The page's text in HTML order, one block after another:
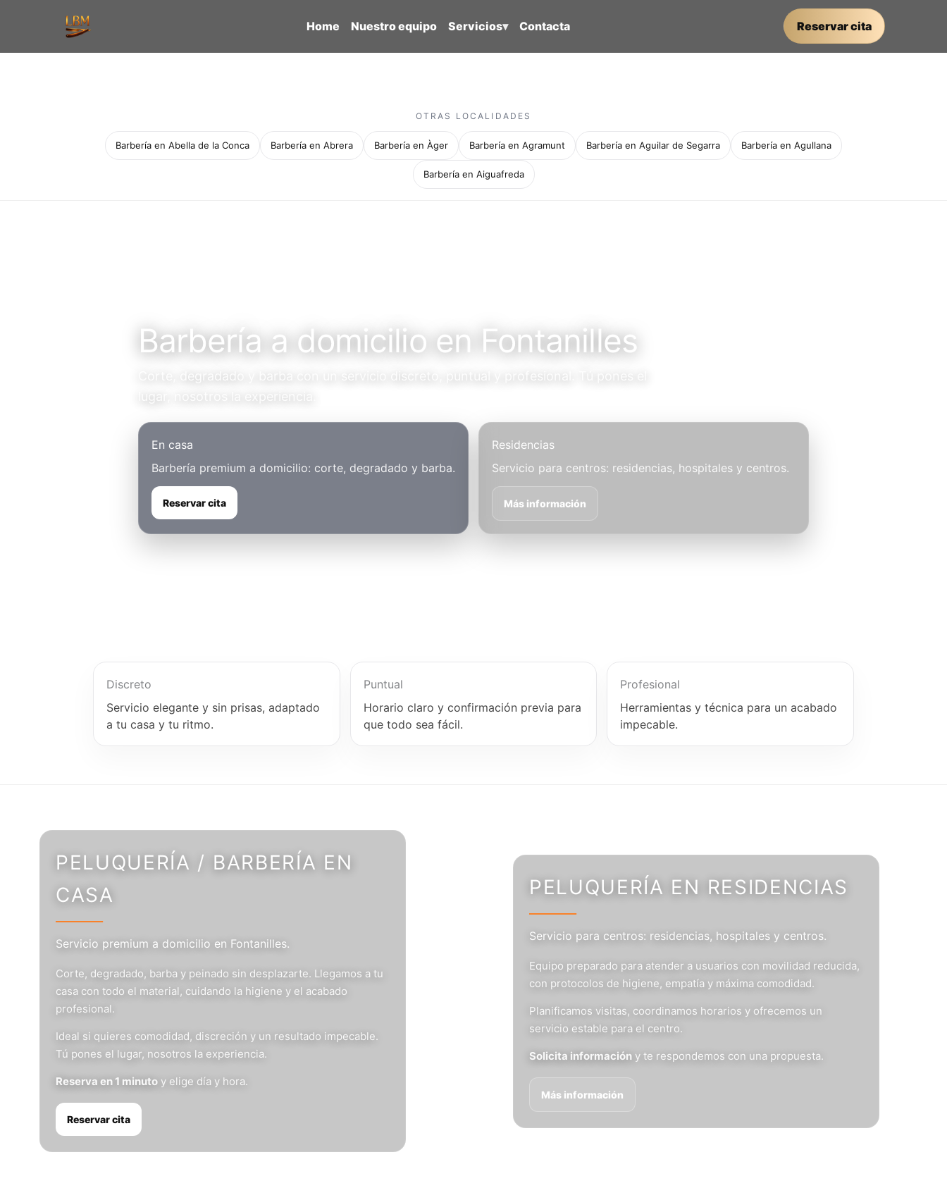
Home Nuestro equipo Servicios▾ Contacta Reservar cita
OTRAS LOCALIDADES
Barbería en Abella de la Conca Barbería en Abrera Barbería en Àger Barbería en Agramunt Barbería en Aguilar de Segarra Barbería en Agullana
Barbería en Aiguafreda
Barbería a domicilio en Fontanilles
Corte, degradado y barba con un servicio discreto, puntual y profesional. Tú pones el
En casa
Barbería premium a domicilio: corte, degradado y barba.
Reservar cita
Residencias
Servicio para centros: residencias, hospitales y centros.
Más información
Discreto
Servicio elegante y sin prisas, adaptado
a tu casa y tu ritmo.
Puntual
Horario claro y confirmación previa para
que todo sea fácil.
Profesional
Herramientas y técnica para un acabado
impecable.
PELUQUERÍA / BARBERÍA EN
CASA
Servicio premium a domicilio en Fontanilles.
Corte, degradado, barba y peinado sin desplazarte. Llegamos a tu
casa con todo el material, cuidando la higiene y el acabado
profesional.
Ideal si quieres comodidad, discreción y un resultado impecable.
Tú pones el lugar, nosotros la experiencia.
Reserva en 1 minuto y elige día y hora.
Reservar cita
PELUQUERÍA EN RESIDENCIAS
Servicio para centros: residencias, hospitales y centros.
Equipo preparado para atender a usuarios con movilidad reducida,
con protocolos de higiene, empatía y máxima comodidad.
Planificamos visitas, coordinamos horarios y ofrecemos un
servicio estable para el centro.
Solicita información y te respondemos con una propuesta.
Más información